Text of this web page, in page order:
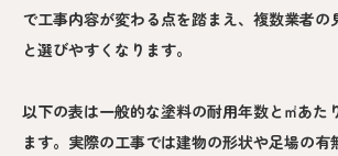
で工事内容が変わる点を踏まえ、複数業者の
と選びやすくなります。
以下の表は一般的な塗料の耐用年数と㎡あた
ます。実際の工事では建物の形状や足場の有